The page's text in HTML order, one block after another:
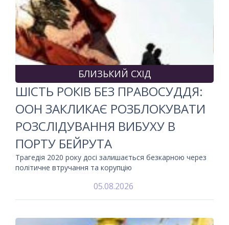
БЛИЗЬКИЙ СХІД
ШІСТЬ РОКІВ БЕЗ ПРАВОСУДДЯ:
ООН ЗАКЛИКАЄ РОЗБЛОКУВАТИ
РОЗСЛІДУВАННЯ ВИБУХУ В
ПОРТУ БЕЙРУТА
Трагедія 2020 року досі залишається безкарною через
політичне втручання та корупцію
05.08.2026